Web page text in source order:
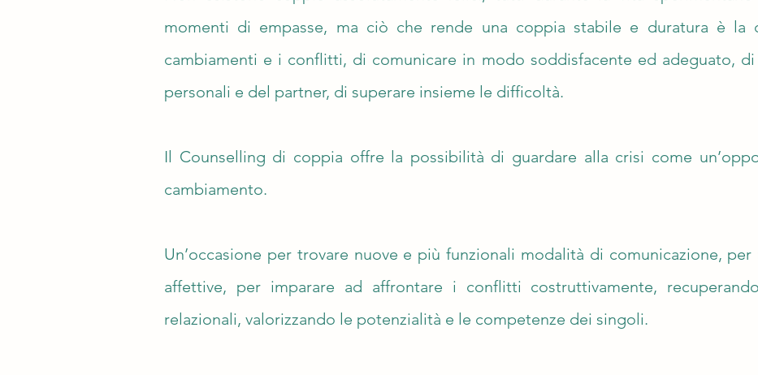
momenti di empasse, ma ciò che rende una coppia stabile e duratura è la
cambiamenti e i conflitti, di comunicare in modo soddisfacente ed adeguato,
personali e del partner, di superare insieme le difficoltà.
Il Counselling di coppia offre la possibilità di guardare alla crisi come
cambiamento.
Un’occasione per trovare nuove e più funzionali modalità di comunicazione,
affettive, per imparare ad affrontare i conflitti costruttivamente,
relazionali, valorizzando le potenzialità e le competenze dei singoli.